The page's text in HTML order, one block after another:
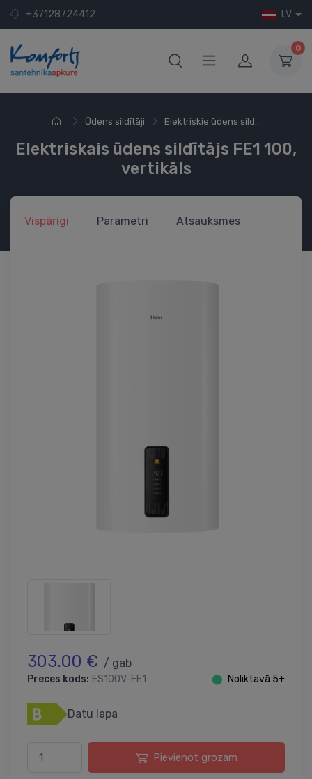
+37128724412 LV
0
Ūdens sildītāji Elektriskie ūdens sild...
Elektriskais ūdens sildītājs FE1 100,
vertikāls
Vispārīgi Parametri Atsauksmes
303.00 € / gab
Preces kods: ES100V-FE1 ⬤ Noliktavā 5+
Datu lapa
Pievienot grozam